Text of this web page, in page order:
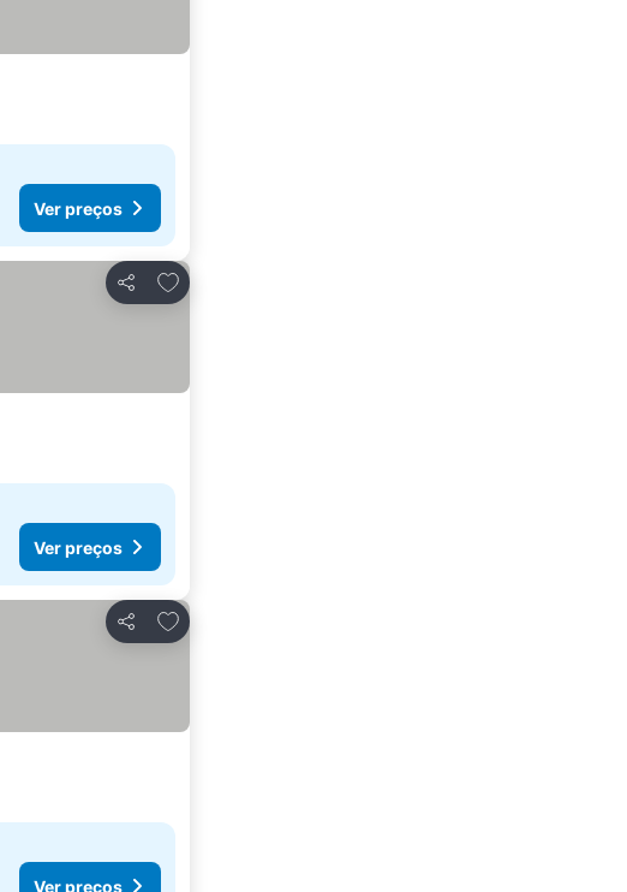
Ver preços
Partilhar
Adicionar aos favoritos
Ver preços
Partilhar
Adicionar aos favoritos
Ver preços